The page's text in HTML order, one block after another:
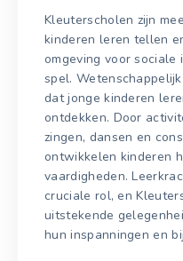
Kleuterscholen zijn
kinderen leren tellen
omgeving voor
spel.
dat jonge kinderen
ontdekken. Door
zingen, dansen en
ontwikkelen kinderen
vaardigheden.
cruciale rol, en
uitstekende
hun inspanningen en